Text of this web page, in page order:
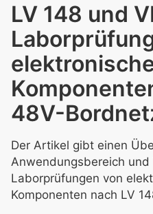
LV 148 und
48V-
Der Artikel gibt einen
Anwendungsbereich
Laborprüfungen von
Komponenten nach LV